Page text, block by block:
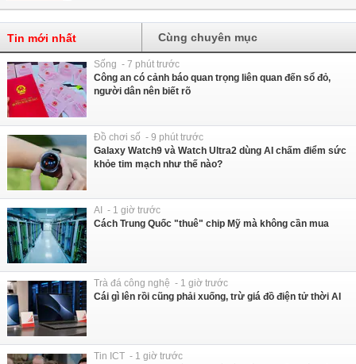
Tin mới nhất Cùng chuyên mục
Sống - 7 phút trước
Công an có cảnh báo quan trọng liên quan đến sổ đỏ,
người dân nên biết rõ
Đồ chơi số - 9 phút trước
Galaxy Watch9 và Watch Ultra2 dùng AI chấm điểm sức
khỏe tim mạch như thế nào?
AI - 1 giờ trước
Cách Trung Quốc "thuê" chip Mỹ mà không cần mua
Trà đá công nghệ - 1 giờ trước
Cái gì lên rồi cũng phải xuống, trừ giá đồ điện tử thời AI
Tin ICT - 1 giờ trước